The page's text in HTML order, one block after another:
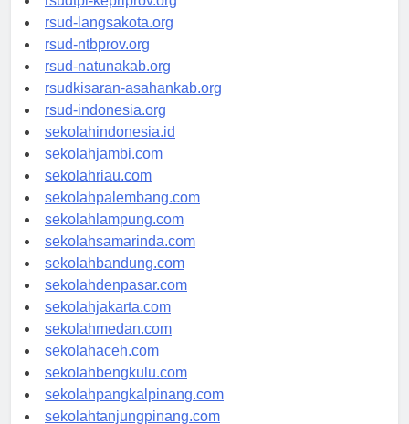
rsudtpi-kepriprov.org
rsud-langsakota.org
rsud-ntbprov.org
rsud-natunakab.org
rsudkisaran-asahankab.org
rsud-indonesia.org
sekolahindonesia.id
sekolahjambi.com
sekolahriau.com
sekolahpalembang.com
sekolahlampung.com
sekolahsamarinda.com
sekolahbandung.com
sekolahdenpasar.com
sekolahjakarta.com
sekolahmedan.com
sekolahaceh.com
sekolahbengkulu.com
sekolahpangkalpinang.com